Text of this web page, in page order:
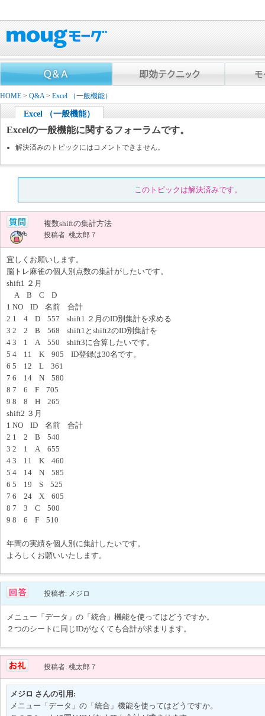
HOME > Q&A> Excel （一般機能）
Excel （一般機能）
Excelの一般機能に関するフォーラムです。
解決済みのトピックにはコメントできません。
このトピックは解決済みです。
複数shiftの集計方法
投稿者: 桃太郎７
宜しくお願いします。
脳トレ麻雀の個人別点数の集計がしたいです。
shift1 ２月
A B C D
1 NO ID 名前 合計
2 1 4 D 557 shift1 ２月のID別集計を求める
3 2 2 B 568 shift1とshift2のID別集計を
4 3 1 A 550 shift3に合算したいです。
5 4 11 K 905 ID登録は30名です。
6 5 12 L 361
7 6 14 N 580
8 7 6 F 705
9 8 8 H 265
shift2 ３月
1 NO ID 名前 合計
2 1 2 B 540
3 2 1 A 655
4 3 11 K 460
5 4 14 N 585
6 5 19 S 525
7 6 24 X 605
8 7 3 C 500
9 8 6 F 510
年間の実績を個人別に集計したいです。
よろしくお願いいたします。
投稿者: メジロ
メニュー「データ」の「統合」機能を使ってはどうですか。
２つのシートに同じIDがなくても合計が求まります。
投稿者: 桃太郎７
メジロ さんの引用:
メニュー「データ」の「統合」機能を使ってはどうですか。